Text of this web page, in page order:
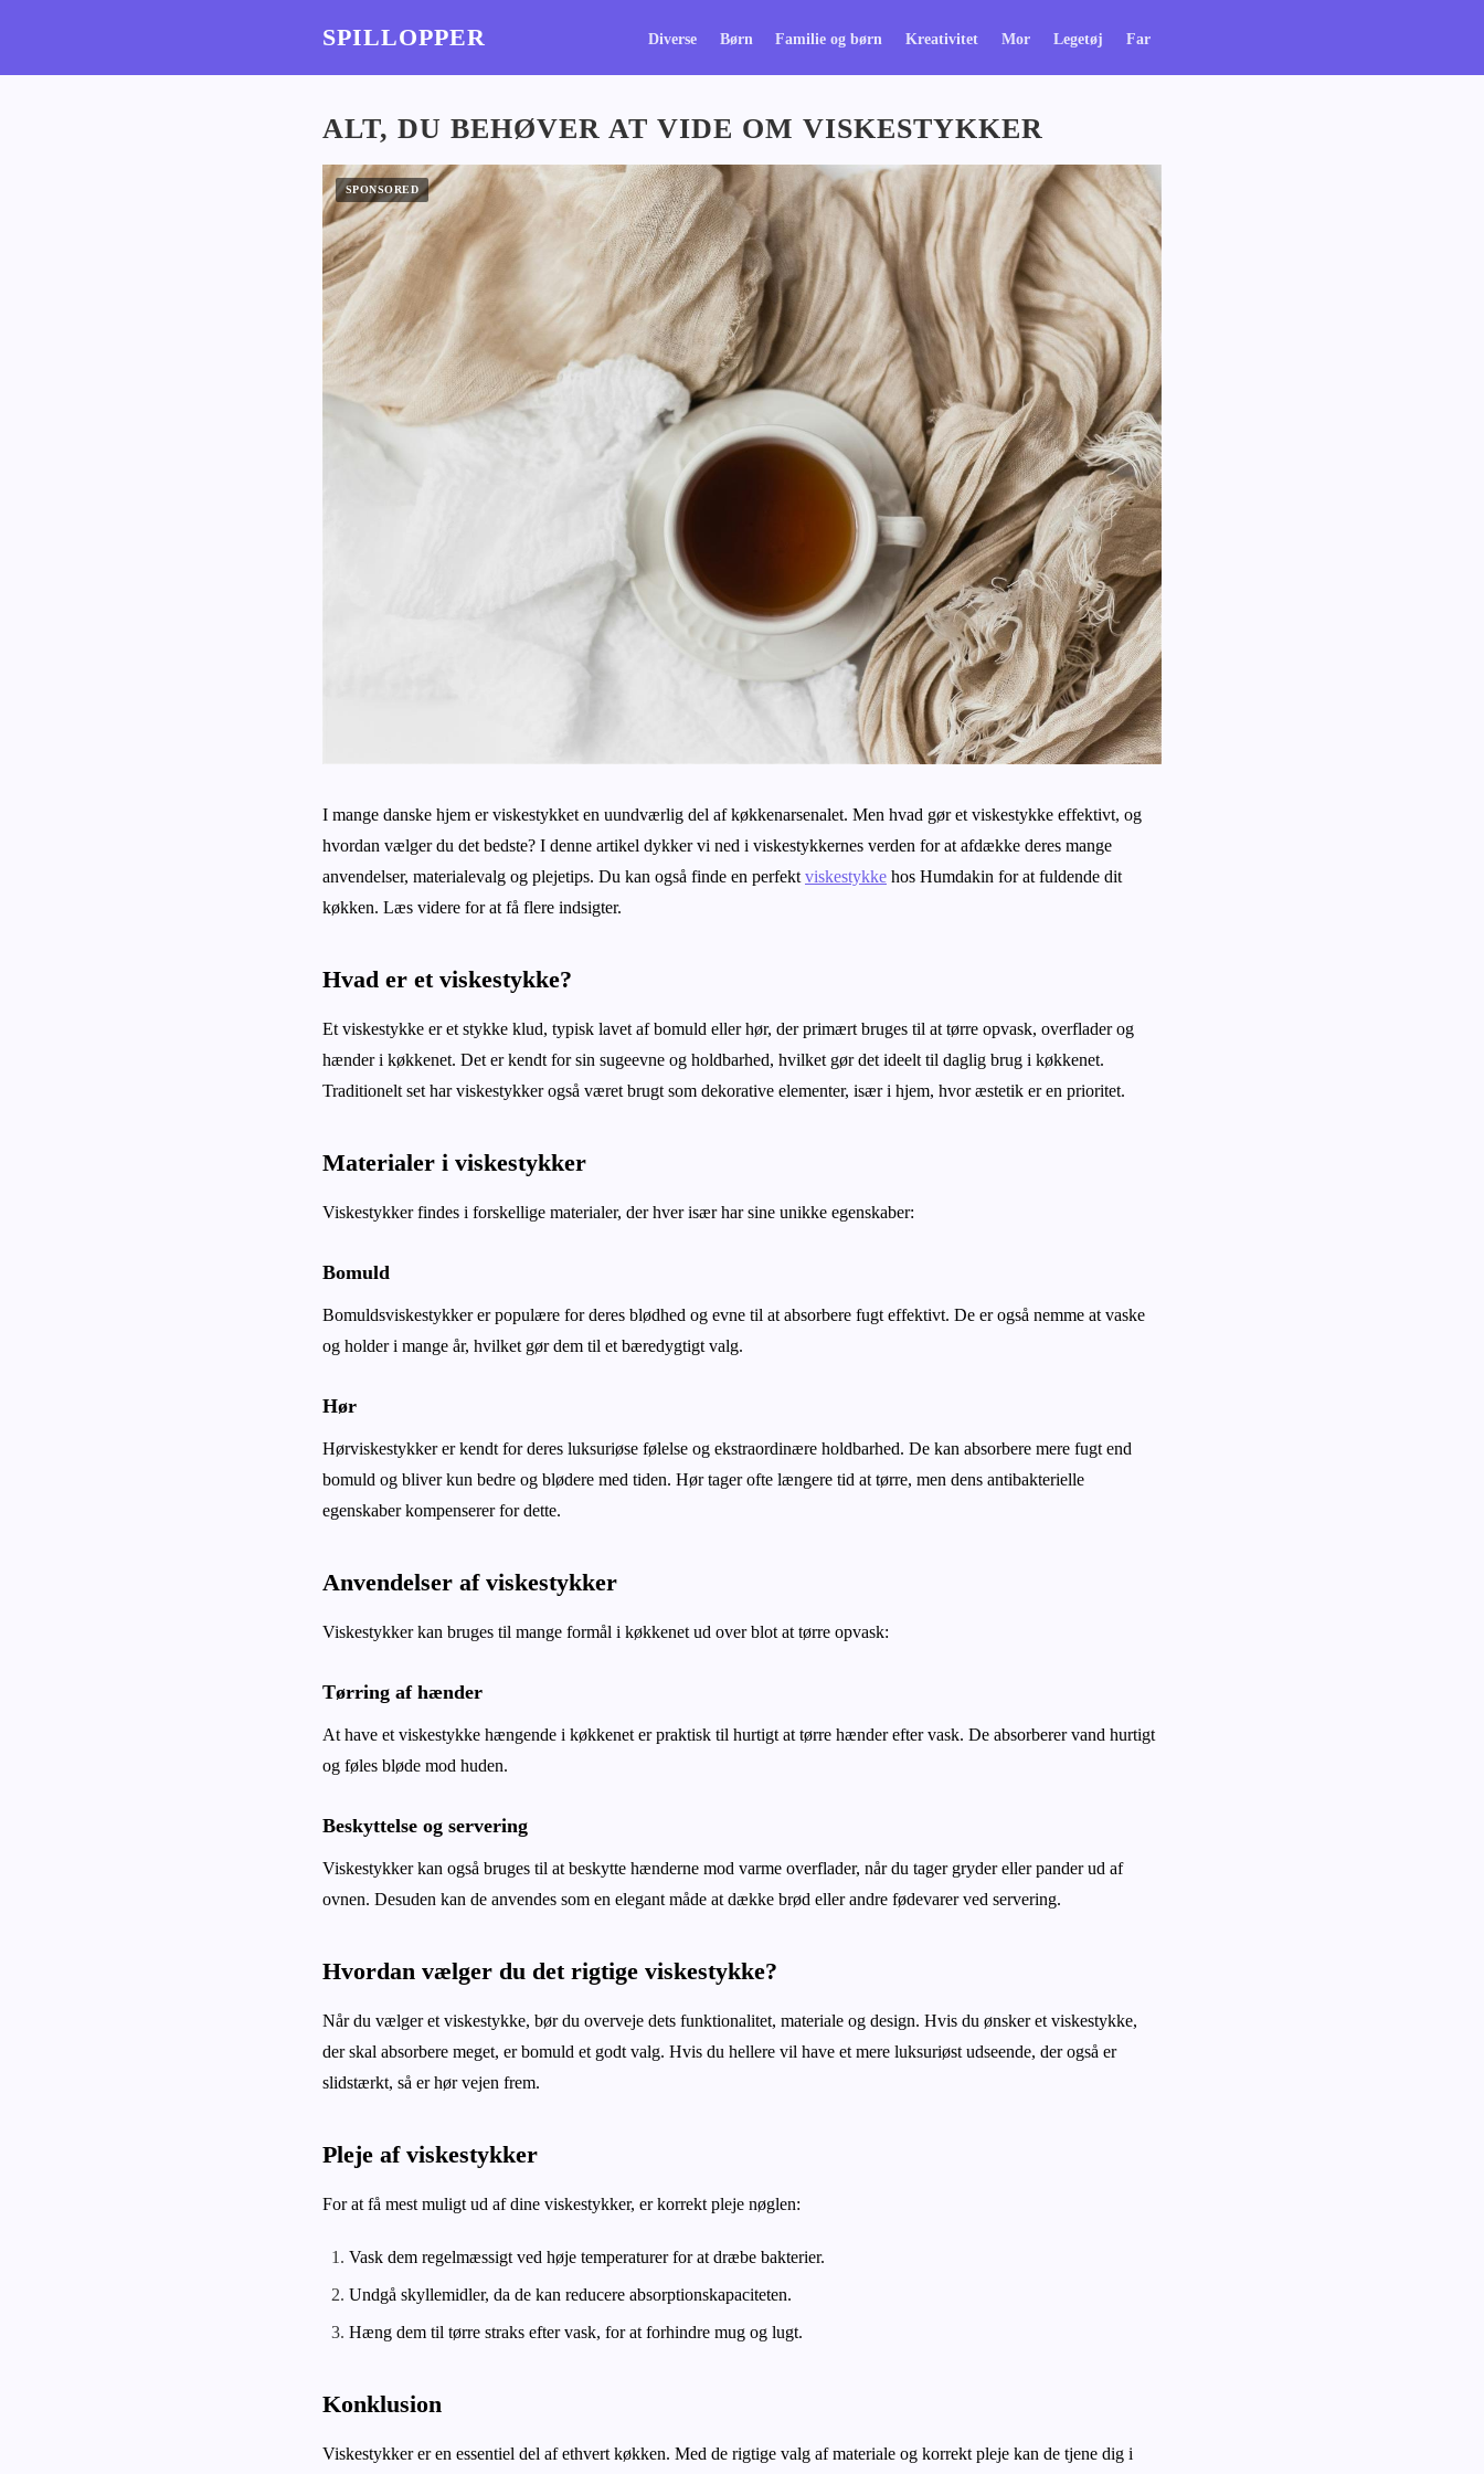
SPILLOPPER Diverse Børn Familie og børn Kreativitet Mor Legetøj Far
ALT, DU BEHØVER AT VIDE OM VISKESTYKKER
I mange danske hjem er viskestykket en uundværlig del af køkkenarsenalet. Men hvad gør et viskestykke effektivt, og
hvordan vælger du det bedste? I denne artikel dykker vi ned i viskestykkernes verden for at afdække deres mange
anvendelser, materialevalg og plejetips. Du kan også finde en perfekt viskestykke hos Humdakin for at fuldende dit
køkken. Læs videre for at få flere indsigter.
Hvad er et viskestykke?
Et viskestykke er et stykke klud, typisk lavet af bomuld eller hør, der primært bruges til at tørre opvask, overflader og
hænder i køkkenet. Det er kendt for sin sugeevne og holdbarhed, hvilket gør det ideelt til daglig brug i køkkenet.
Traditionelt set har viskestykker også været brugt som dekorative elementer, især i hjem, hvor æstetik er en prioritet.
Materialer i viskestykker
Viskestykker findes i forskellige materialer, der hver især har sine unikke egenskaber:
Bomuld
Bomuldsviskestykker er populære for deres blødhed og evne til at absorbere fugt effektivt. De er også nemme at vaske
og holder i mange år, hvilket gør dem til et bæredygtigt valg.
Hør
Hørviskestykker er kendt for deres luksuriøse følelse og ekstraordinære holdbarhed. De kan absorbere mere fugt end
bomuld og bliver kun bedre og blødere med tiden. Hør tager ofte længere tid at tørre, men dens antibakterielle
egenskaber kompenserer for dette.
Anvendelser af viskestykker
Viskestykker kan bruges til mange formål i køkkenet ud over blot at tørre opvask:
Tørring af hænder
At have et viskestykke hængende i køkkenet er praktisk til hurtigt at tørre hænder efter vask. De absorberer vand hurtigt
og føles bløde mod huden.
Beskyttelse og servering
Viskestykker kan også bruges til at beskytte hænderne mod varme overflader, når du tager gryder eller pander ud af
ovnen. Desuden kan de anvendes som en elegant måde at dække brød eller andre fødevarer ved servering.
Hvordan vælger du det rigtige viskestykke?
Når du vælger et viskestykke, bør du overveje dets funktionalitet, materiale og design. Hvis du ønsker et viskestykke,
der skal absorbere meget, er bomuld et godt valg. Hvis du hellere vil have et mere luksuriøst udseende, der også er
slidstærkt, så er hør vejen frem.
Pleje af viskestykker
For at få mest muligt ud af dine viskestykker, er korrekt pleje nøglen:
Vask dem regelmæssigt ved høje temperaturer for at dræbe bakterier.
Undgå skyllemidler, da de kan reducere absorptionskapaciteten.
Hæng dem til tørre straks efter vask, for at forhindre mug og lugt.
Konklusion
Viskestykker er en essentiel del af ethvert køkken. Med de rigtige valg af materiale og korrekt pleje kan de tjene dig i